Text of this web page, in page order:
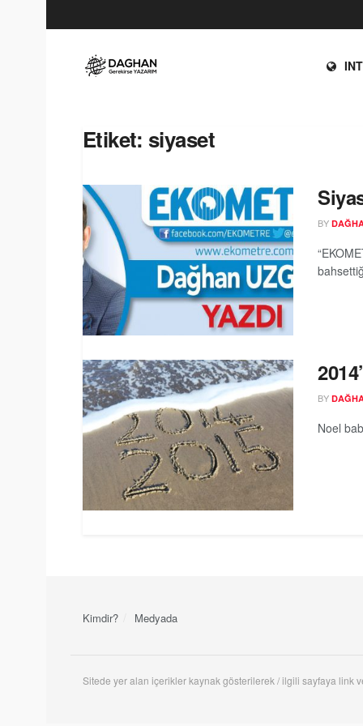
Etiket: siyaset
BY
BY
Noel
Kimdir? Medyada
Sitede yer alan içerikler kaynak gösterilerek / ilgili sayfaya link